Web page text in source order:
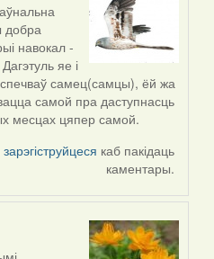
добра
навокал -
яе і
самец(самцы), ёй жа
самой пра даступнасць
месцах цяпер самой.
зарэгіструйцеся каб пакідаць
каментары.